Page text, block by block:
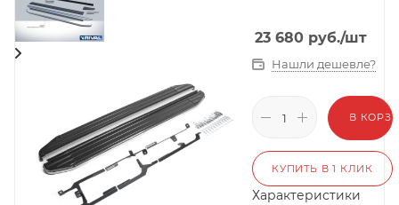
23 680 руб./шт
Нашли дешевле?
В
КУПИТЬ В 1 КЛИК
Характеристики